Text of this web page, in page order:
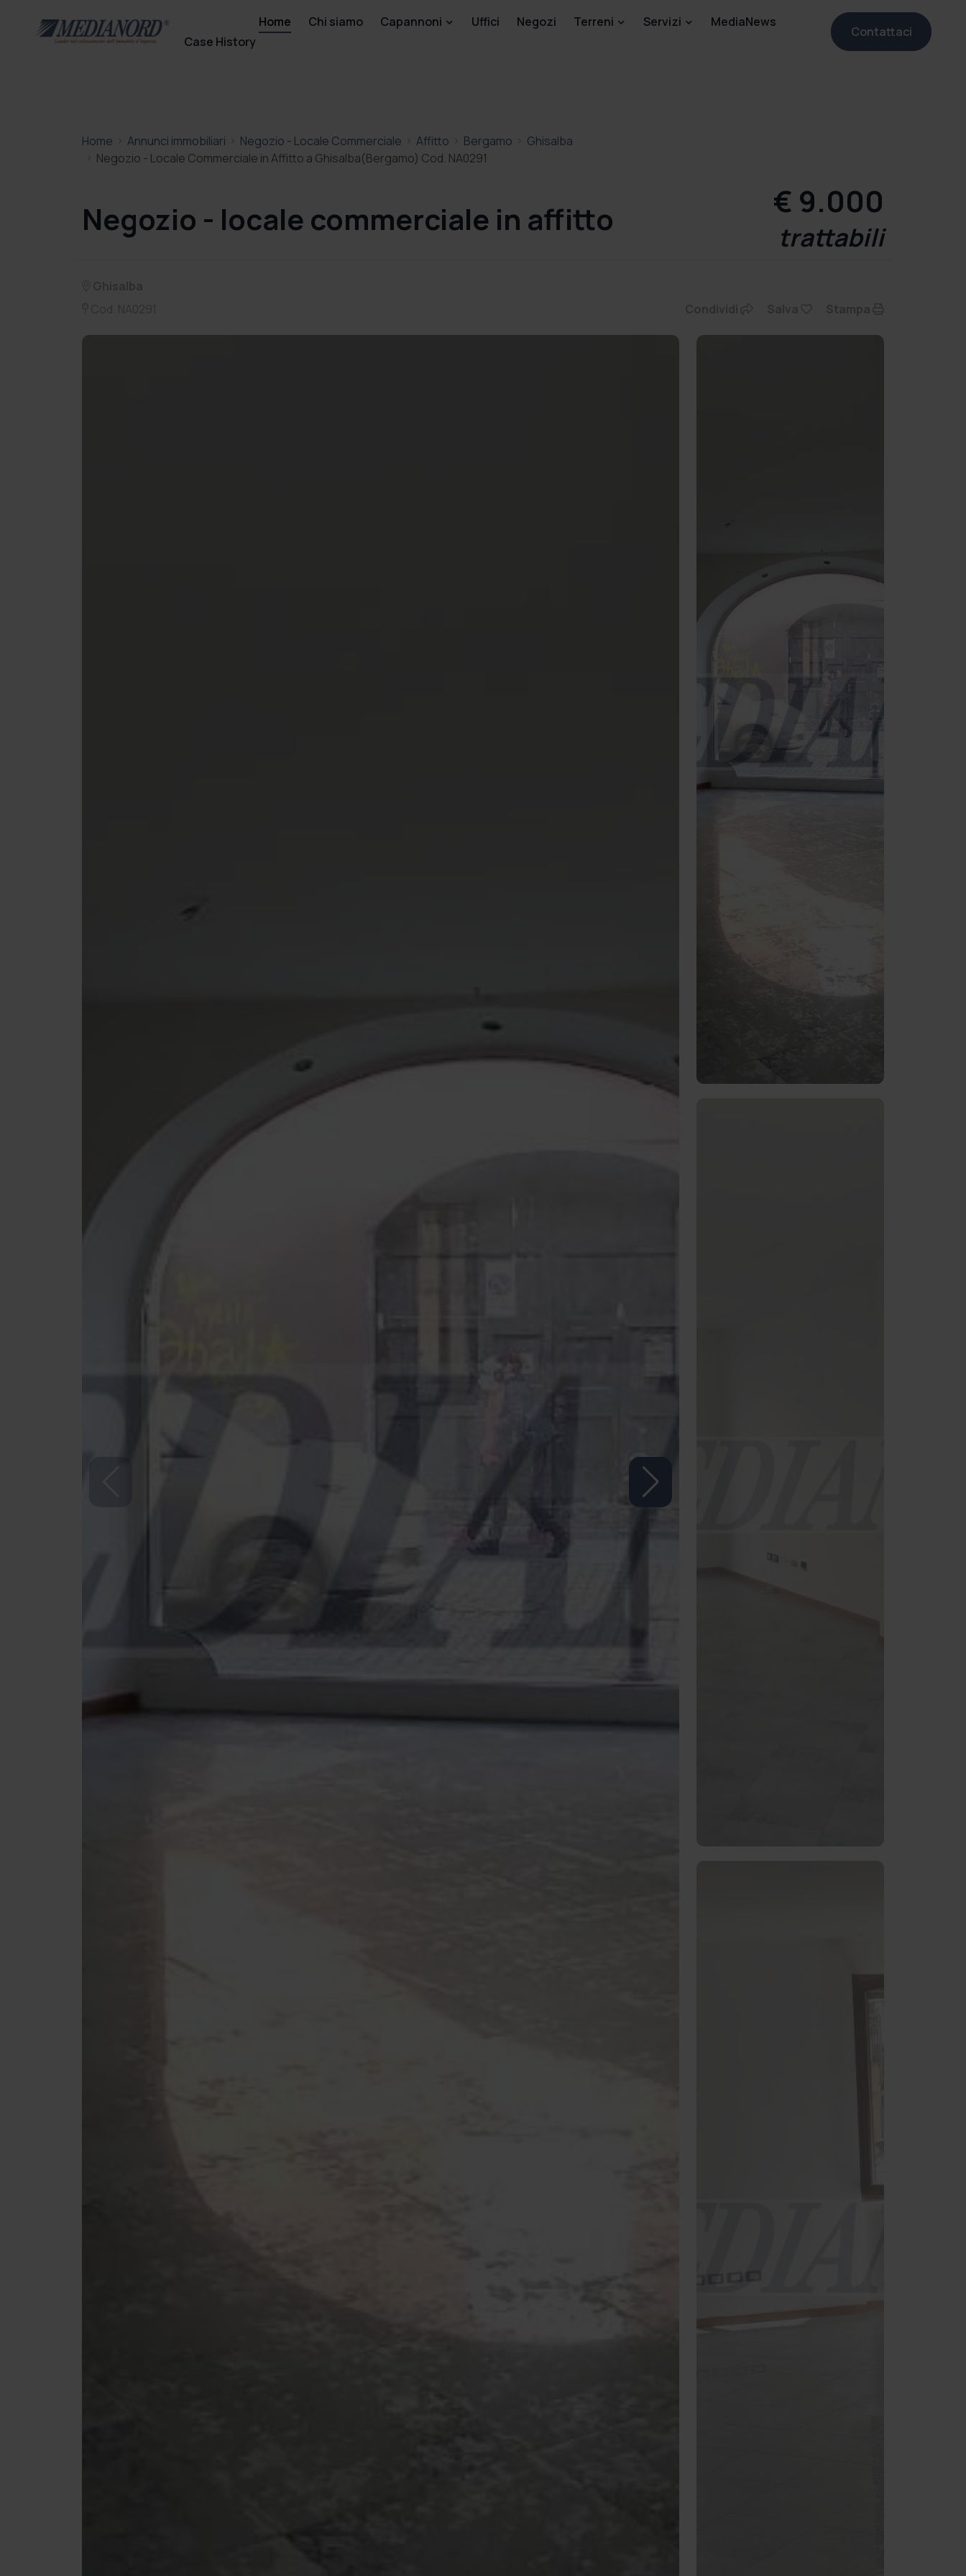
Home Chi siamo Capannoni Uffici Negozi Terreni Servizi
MediaNews
Case History
Contattaci
Home Annunci immobiliari Negozio - Locale Commerciale Affitto Bergamo
Ghisalba
Negozio - Locale Commerciale in Affitto a Ghisalba(Bergamo) Cod. NA0291
Negozio - locale commerciale in affitto € 9.000
trattabili